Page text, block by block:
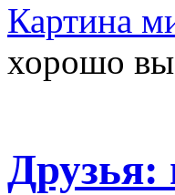
Картина
хорошо вы
Друзья: